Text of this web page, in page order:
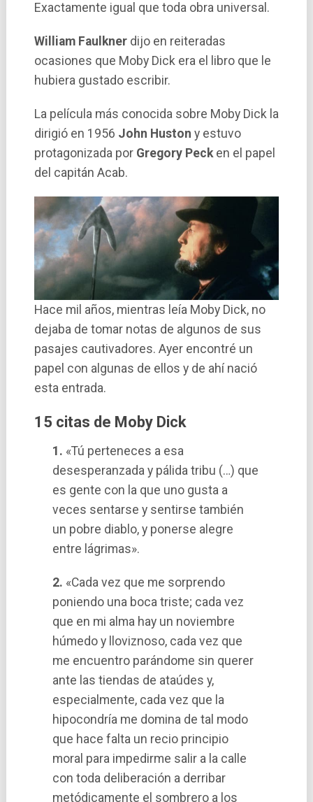
Exactamente igual que toda obra universal.
William Faulknerdijo en reiteradas
ocasiones que Moby Dick era el libro que le
hubiera gustado escribir.
La pelí­cula más conocida sobre Moby Dick la
dirigió en 1956 John Huston y estuvo
protagonizada por Gregory Pecken el papel
del capitán Acab.
Hace mil años, mientras leí­a Moby Dick, no
dejaba de tomar notas de algunos de sus
pasajes cautivadores. Ayer encontré un
papel con algunas de ellos y de ahí­ nació
esta entrada.
15 citas de Moby Dick
1. «Tú perteneces a esa
desesperanzada y pálida tribu (…) que
es gente con la que uno gusta a
veces sentarse y sentirse también
un pobre diablo, y ponerse alegre
entre lágrimas».
2. «Cada vez que me sorprendo
poniendo una boca triste; cada vez
que en mi alma hay un noviembre
húmedo y lloviznoso, cada vez que
me encuentro parándome sin querer
ante las tiendas de ataúdes y,
especialmente, cada vez que la
hipocondrí­a me domina de tal modo
que hace falta un recio principio
moral para impedirme salir a la calle
con toda deliberación a derribar
metódicamente el sombrero a los